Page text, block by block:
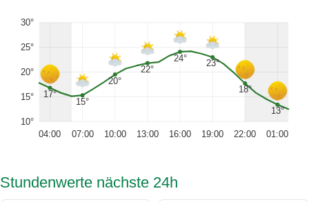
10°
15°
20°
25°
30°
17°
15°
20°
22°
24°
23°
18°
13°
04:00 07:00 10:00 13:00 16:00 19:00 22:00 01:00
Stundenwerte nächste 24h